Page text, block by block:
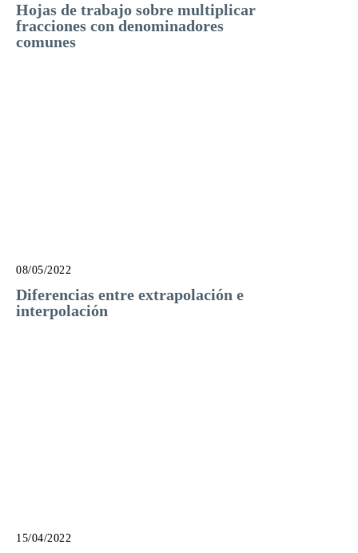
Hojas de trabajo sobre multiplicar
fracciones con denominadores
comunes
08/05/2022
Diferencias entre extrapolación e
interpolación
15/04/2022